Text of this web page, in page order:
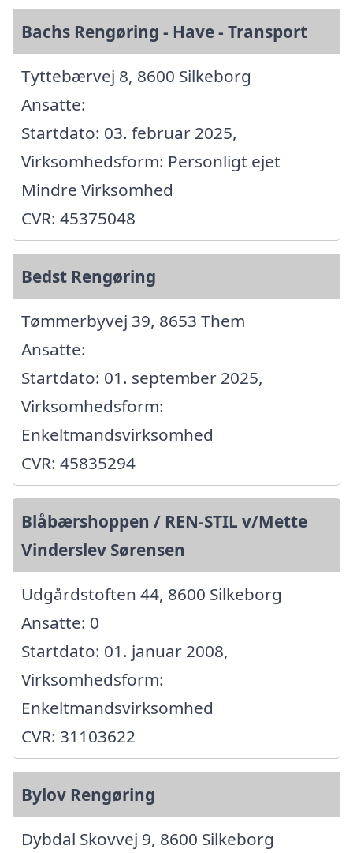
Bachs Rengøring - Have - Transport
Tyttebærvej 8, 8600 Silkeborg
Ansatte:
Startdato: 03. februar 2025,
Virksomhedsform: Personligt ejet
Mindre Virksomhed
CVR: 45375048
Bedst Rengøring
Tømmerbyvej 39, 8653 Them
Ansatte:
Startdato: 01. september 2025,
Virksomhedsform:
Enkeltmandsvirksomhed
CVR: 45835294
Blåbærshoppen / REN-STIL v/Mette
Vinderslev Sørensen
Udgårdstoften 44, 8600 Silkeborg
Ansatte: 0
Startdato: 01. januar 2008,
Virksomhedsform:
Enkeltmandsvirksomhed
CVR: 31103622
Bylov Rengøring
Dybdal Skovvej 9, 8600 Silkeborg